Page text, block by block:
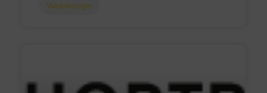
Webdesign